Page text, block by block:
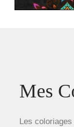
Mes
Les